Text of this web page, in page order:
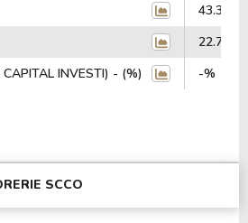
43.37%
22.71%
CAPITAL INVESTI) - (%)
-%
SCCO